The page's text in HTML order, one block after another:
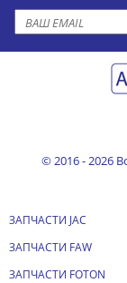
© 2016 - 2026
ЗАПЧАСТИ JAC
ЗАПЧАСТИ FAW
ЗАПЧАСТИ FOTON